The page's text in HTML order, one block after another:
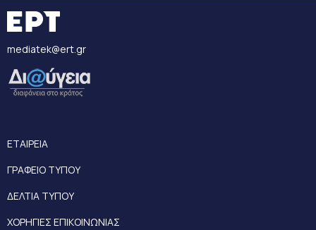
mediatek@ert.gr
ΕΤΑΙΡΕΙΑ
ΓΡΑΦΕΙΟ ΤΥΠΟΥ
ΔΕΛΤΙΑ ΤΥΠΟΥ
ΧΟΡΗΓΙΕΣ ΕΠΙΚΟΙΝΩΝΙΑΣ